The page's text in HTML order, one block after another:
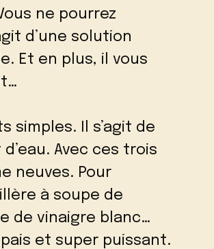
ne pourrez
d’une solution
Et en plus, il vous
simples. Il s’agit de
Avec ces trois
neuves. Pour
à soupe de
de vinaigre blanc…
et super puissant.